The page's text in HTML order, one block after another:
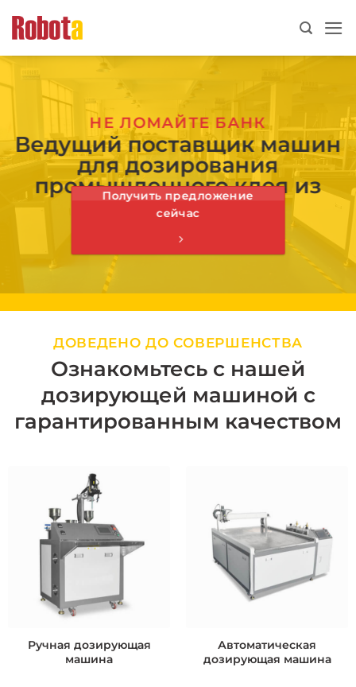
НЕ ЛОМАЙТЕ БАНК
Ведущий поставщик машин
для дозирования
промышленного клея из
Китая
Получить предложение
сейчас
ДОВЕДЕНО ДО СОВЕРШЕНСТВА
Ознакомьтесь с нашей
дозирующей машиной с
гарантированным качеством
Ручная дозирующая
машина
Автоматическая
дозирующая машина